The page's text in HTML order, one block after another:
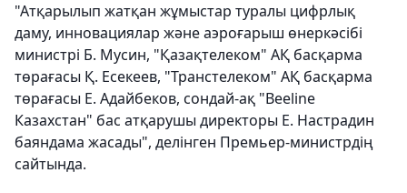
"Атқарылып жатқан жұмыстар туралы цифрлық
даму, инновациялар және аэроғарыш өнеркәсібі
министрі Б. Мусин, "Қазақтелеком" АҚ басқарма
төрағасы Қ. Есекеев, "Транстелеком" АҚ басқарма
төрағасы Е. Адайбеков, сондай-ақ "Beeline
Казахстан" бас атқарушы директоры Е. Настрадин
баяндама жасады", делінген Премьер-министрдің
сайтында.